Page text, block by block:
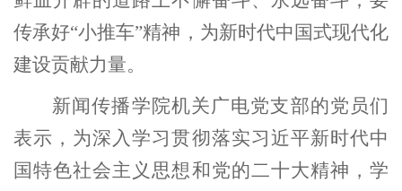
传承好“小推车”精神，为新时代中国式现代化
建设贡献力量。
新闻传播学院机关广电党支部的党员们
表示，为深入学习贯彻落实习近平新时代中
国特色社会主义思想和党的二十大精神，学